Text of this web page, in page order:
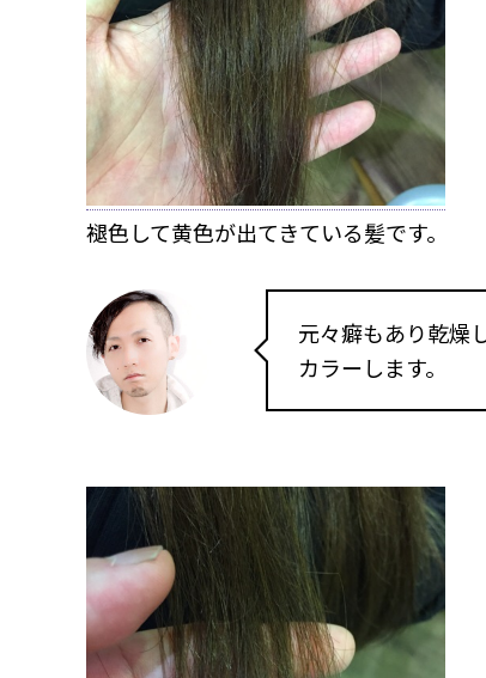
褪色して黄色が出てきている髪です。
元々癖もあり乾燥
カラーします。